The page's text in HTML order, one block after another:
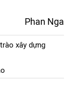
Phan Nga
xây dựng